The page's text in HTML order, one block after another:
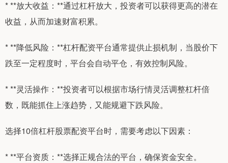
* **放大收益：**通过杠杆放大，投资者可以获得更高的潜在
收益，从而加速财富积累。
* **降低风险：**杠杆配资平台通常提供止损机制，当股价下
跌至一定程度时，平台会自动平仓，有效控制风险。
* **灵活操作：**投资者可以根据市场行情灵活调整杠杆倍
数，既能抓住上涨趋势，又能规避下跌风险。
选择10倍杠杆股票配资平台时，需要考虑以下因素：
* **平台资质：**选择正规合法的平台，确保资金安全。